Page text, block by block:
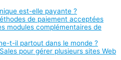
est-elle payante ?
de paiement acceptées
modules complémentaires de
t-il partout dans le monde ?
pour gérer plusieurs sites Web